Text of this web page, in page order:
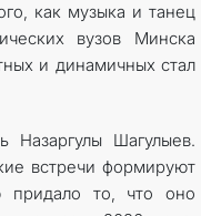
как музыка и танец
вузов Минска
и динамичных стал
Назаргулы Шагулыев.
встречи формируют
придало то, что оно